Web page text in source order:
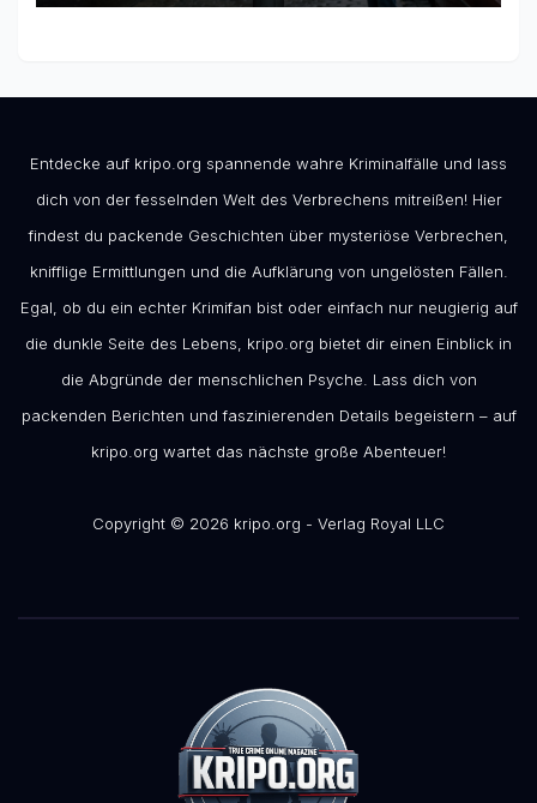
Entdecke auf kripo.org spannende wahre Kriminalfälle und lass
dich von der fesselnden Welt des Verbrechens mitreißen! Hier
findest du packende Geschichten über mysteriöse Verbrechen,
knifflige Ermittlungen und die Aufklärung von ungelösten Fällen.
Egal, ob du ein echter Krimifan bist oder einfach nur neugierig auf
die dunkle Seite des Lebens, kripo.org bietet dir einen Einblick in
die Abgründe der menschlichen Psyche. Lass dich von
packenden Berichten und faszinierenden Details begeistern – auf
kripo.org wartet das nächste große Abenteuer!
Copyright © 2026 kripo.org - Verlag Royal LLC